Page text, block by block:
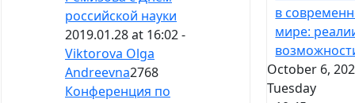
российской науки
2019.01.28 at 16:02 -
Viktorova Olga
Andreevna2768
Конференция по
в
мире:
October 6,
Tuesday